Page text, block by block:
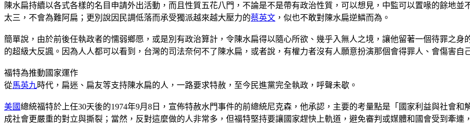
陳水扁持續以各式各樣的名目申請外出活動，而且性質五花八門，不論是不是帶有政治性質，可以想見，中監可以置喙的餘地
太三，不會為難阿扁；更別說因民調低落而承受獨派越來越大壓力的蔡英文 ，似也不敢對陳水扁逆鱗而為。
簡單說，由於前後任執政者的懦弱鄉愿，或是別有政治算計，令陳水扁得以隨心所欲、幾乎入無人之境，讓他留著一個待罪之
的超級大反諷。因為人人都可以看到，台灣的司法奈何不了陳水扁，或者說，有權力者沒有人願意扮演那個會得罪人、會傷害自
福特為推動國家運作
從馬英九時代，扁迷、扁友等支持陳水扁的人，一路要求特赦，至今民進黨完全執政，呼聲未歇。
美國總統福特於上任30天後的1974年9月8日，宣佈特赦水門事件的前總統尼克森，他承認，主要的考量點是「國家利益與社會
成社會更嚴重的對立與撕裂；當然，反對這麼做的人非常多，但福特堅持要讓國家趕快上軌道，避免審判或媒體和國會受到牽連